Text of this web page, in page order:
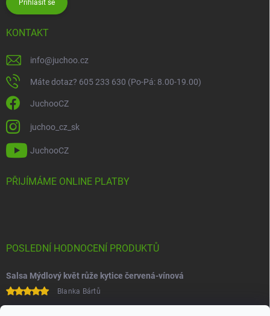
Přihlásit se
KONTAKT
info@juchoo.cz
Máte dotaz? 605 233 630 (Po-Pá: 8.00-19.00)
JuchooCZ
juchoo_cz_sk
JuchooCZ
PŘIJÍMÁME ONLINE PLATBY
POSLEDNÍ HODNOCENÍ PRODUKTŮ
Salsa Mýdlový květ růže kytice červená-vínová
Blanka Bártů